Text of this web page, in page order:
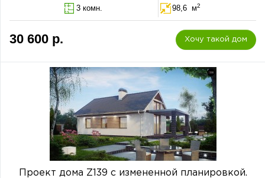
3 комн. 98,6 м2
30 600 р. Хочу такой дом
Проект дома Z139 с измененной планировкой.